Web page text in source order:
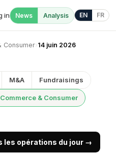
in News Analysis EN FR
Consumer› 14 juin 2026
M&A Fundraisings
& Consumer
les opérations du jour →